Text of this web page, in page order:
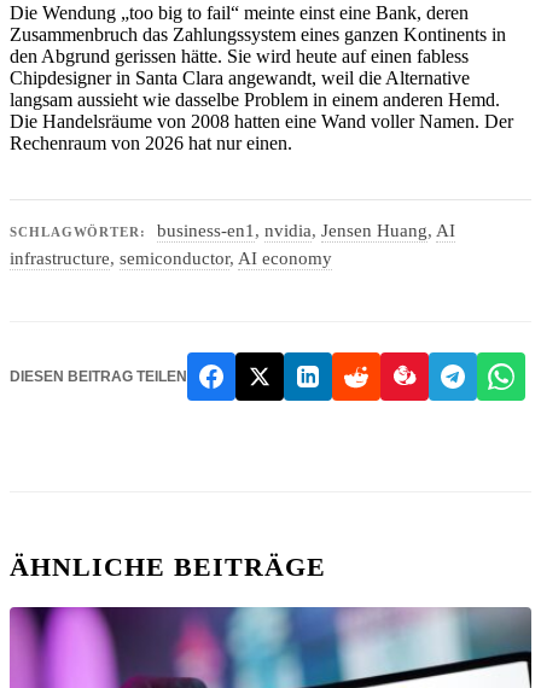
Die Wendung „too big to fail“ meinte einst eine Bank, deren
Zusammenbruch das Zahlungssystem eines ganzen Kontinents in
den Abgrund gerissen hätte. Sie wird heute auf einen fabless
Chipdesigner in Santa Clara angewandt, weil die Alternative
langsam aussieht wie dasselbe Problem in einem anderen Hemd.
Die Handelsräume von 2008 hatten eine Wand voller Namen. Der
Rechenraum von 2026 hat nur einen.
SCHLAGWÖRTER: business-en1, nvidia, Jensen Huang, AI
infrastructure, semiconductor, AI economy
DIESEN BEITRAG TEILEN
ÄHNLICHE BEITRÄGE